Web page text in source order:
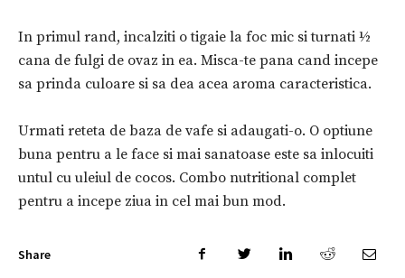
In primul rand, incalziti o tigaie la foc mic si turnati ½
cana de fulgi de ovaz in ea. Misca-te pana cand incepe
sa prinda culoare si sa dea acea aroma caracteristica.
Urmati reteta de baza de vafe si adaugati-o. O optiune
buna pentru a le face si mai sanatoase este sa inlocuiti
untul cu uleiul de cocos. Combo nutritional complet
pentru a incepe ziua in cel mai bun mod.
Share